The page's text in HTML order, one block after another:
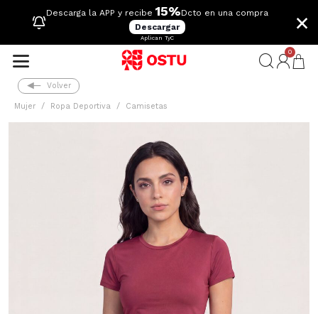
Descarga la APP y recibe 15%Dcto en una compra
Descargar
Aplican TyC
×
0
Volver
Mujer Ropa Deportiva Camisetas